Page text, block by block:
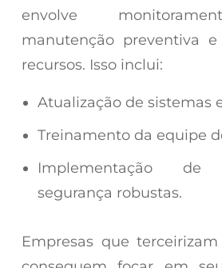
envolve
manutenção preventiva
recursos. Isso inclui:
Atualização de sistemas
Treinamento da equipe
Implementação
segurança robustas.
Empresas que